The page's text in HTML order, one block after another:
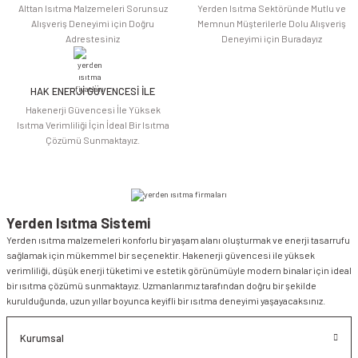
Alttan Isıtma Malzemeleri Sorunsuz
Alışveriş Deneyimi için Doğru
Adrestesiniz
Yerden Isıtma Sektöründe Mutlu ve
Memnun Müşterilerle Dolu Alışveriş
Deneyimi için Buradayız
HAK ENERJİ GÜVENCESİ İLE
Hakenerji Güvencesi İle Yüksek
Isıtma Verimliliği İçin İdeal Bir Isıtma
Çözümü Sunmaktayız.
Yerden Isıtma Sistemi
Yerden ısıtma malzemeleri konforlu bir yaşam alanı oluşturmak ve enerji tasarrufu
sağlamak için mükemmel bir seçenektir. Hakenerji güvencesi ile yüksek
verimliliği, düşük enerji tüketimi ve estetik görünümüyle modern binalar için ideal
bir ısıtma çözümü sunmaktayız. Uzmanlarımız tarafından doğru bir şekilde
kurulduğunda, uzun yıllar boyunca keyifli bir ısıtma deneyimi yaşayacaksınız.
Kurumsal